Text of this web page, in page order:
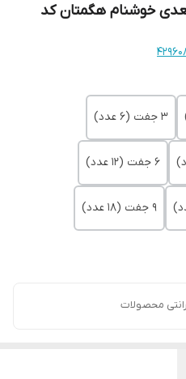
خوشنام هگمتان کد
3 جفت (6 عدد)
6 جفت (12 عدد)
9 جفت (18 عدد)
محصولات